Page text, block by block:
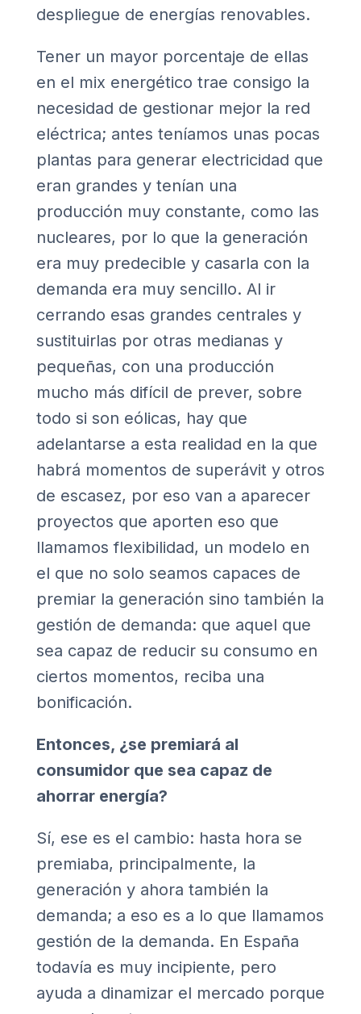
despliegue de energías renovables.
Tener un mayor porcentaje de ellas
en el mix energético trae consigo la
necesidad de gestionar mejor la red
eléctrica; antes teníamos unas pocas
plantas para generar electricidad que
eran grandes y tenían una
producción muy constante, como las
nucleares, por lo que la generación
era muy predecible y casarla con la
demanda era muy sencillo. Al ir
cerrando esas grandes centrales y
sustituirlas por otras medianas y
pequeñas, con una producción
mucho más difícil de prever, sobre
todo si son eólicas, hay que
adelantarse a esta realidad en la que
habrá momentos de superávit y otros
de escasez, por eso van a aparecer
proyectos que aporten eso que
llamamos flexibilidad, un modelo en
el que no solo seamos capaces de
premiar la generación sino también la
gestión de demanda: que aquel que
sea capaz de reducir su consumo en
ciertos momentos, reciba una
bonificación.
Entonces, ¿se premiará al
consumidor que sea capaz de
ahorrar energía?
Sí, ese es el cambio: hasta hora se
premiaba, principalmente, la
generación y ahora también la
demanda; a eso es a lo que llamamos
gestión de la demanda. En España
todavía es muy incipiente, pero
ayuda a dinamizar el mercado porque